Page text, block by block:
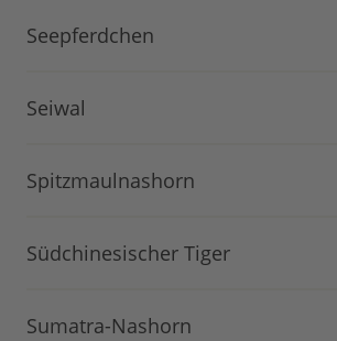
Seepferdchen
Seiwal
Spitzmaulnashorn
Südchinesischer Tiger
Sumatra-Nashorn